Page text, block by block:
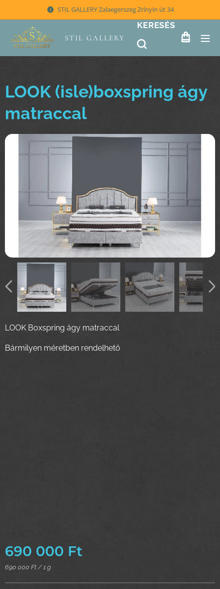
STIL GALLERY Zalaegerszeg Zrínyin út 34
STIL GALLERY
KERESÉS
LOOK (isle)boxspring ágy
matraccal
LOOK Boxspring ágy matraccal
Bármilyen méretben rendelhető
690 000 Ft
690 000 Ft / 1 g